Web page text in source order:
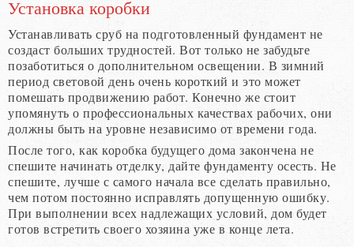
Установка коробки
Устанавливать сруб на подготовленный фундамент не
создаст больших трудностей. Вот только не забудьте
позаботиться о дополнительном освещении. В зимний
период световой день очень короткий и это может
помешать продвижению работ. Конечно же стоит
упомянуть о профессиональных качествах рабочих, они
должны быть на уровне независимо от времени года.
После того, как коробка будущего дома закончена не
спешите начинать отделку, дайте фундаменту осесть. Не
спешите, лучше с самого начала все сделать правильно,
чем потом постоянно исправлять допущенную ошибку.
При выполнении всех надлежащих условий, дом будет
готов встретить своего хозяина уже в конце лета.